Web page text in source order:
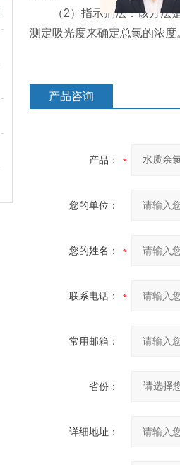
（2）指示剂法：该方法是
测定吸光度来确定总氯的浓度
产品咨询
产品：
您的单位：
您的姓名：
联系电话：
常用邮箱：
省份：
详细地址：